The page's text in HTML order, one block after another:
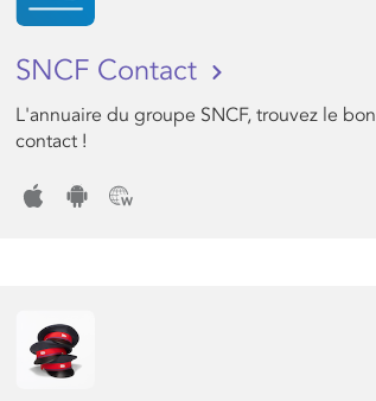
SNCF Contact
L'annuaire du groupe SNCF, trouvez le bon
contact !